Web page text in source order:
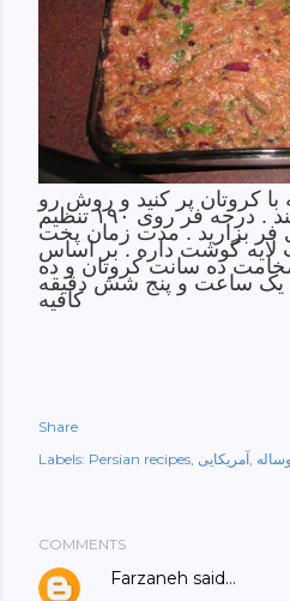
کروتان پر کنید و روش رو
با مایه گوشت بپوشند . درجه فر روی ۱۹۰ تنظیم
فر بزارید . مدت زمان پخت
گوشت داره . بر اساس
ده سانت کروتان و ده
ساعت و پنج شش دقیقه
کافیه
Share
Labels: Persian recipes آمریکایی
COMMENTS
Farzaneh said…